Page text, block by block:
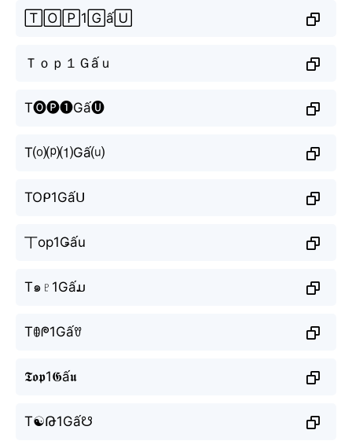
🅃🄾🄿1🄶ấ🅄
Ｔｏｐ１Ｇấｕ
T🅞🅟❶Gấ🅤
T⒪⒫⑴Gấ⒰
TOᑭ1Gấᑌ
丅op1Ǥấu
T๑♇1Gấມ
Tꂦᖘ1Gấꀎ
𝕿𝖔𝖕1𝕲ấ𝖚
T☯Թ1Gấ☋